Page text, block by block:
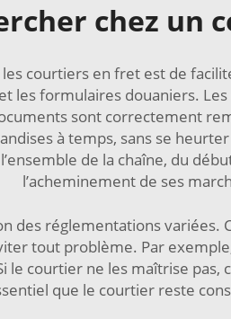
chez
courtiers en fret est de
les formulaires douaniers.
sont correctement
à temps, sans se
de la chaîne, du
l’acheminement de ses
des réglementations variées.
tout problème. Par
courtier ne les maîtrise
que le courtier reste